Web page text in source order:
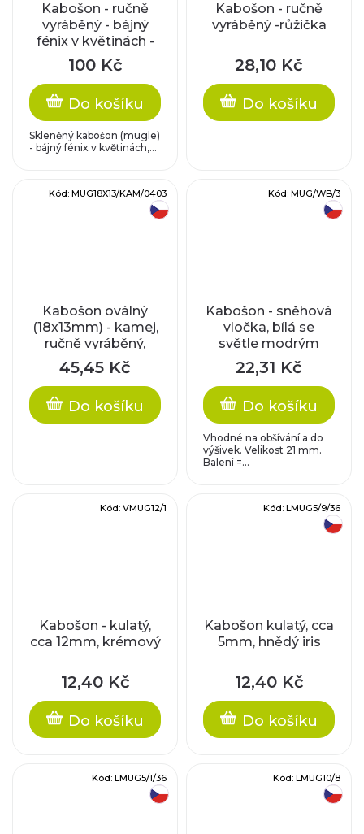
Kabošon - ručně
vyráběný - bájný
fénix v květinách -
tyrkysový
100 Kč
Do košíku
Skleněný kabošon (mugle)
- bájný fénix v květinách,...
Kabošon - ručně
vyráběný -růžička
28,10 Kč
Do košíku
Kabošon oválný
(18x13mm) - kamej,
ručně vyráběný,
perleťově bílý
45,45 Kč
Do košíku
Kód: MUG18X13/KAM/0403
Kabošon - sněhová
vločka, bílá se
světle modrým
zátěrem
22,31 Kč
Do košíku
Vhodné na obšívání a do
výšivek. Velikost 21 mm.
Balení =...
Kód: MUG/WB/3
Kabošon - kulatý,
cca 12mm, krémový
12,40 Kč
Do košíku
Kód: VMUG12/1
Kabošon kulatý, cca
5mm, hnědý iris
12,40 Kč
Do košíku
Kód: LMUG5/9/36
Kód: LMUG5/1/36 Kód: LMUG10/8